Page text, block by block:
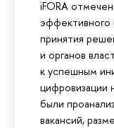
iFORA
принятия
и органов
к успешным
цифровизации
были
вакансий,